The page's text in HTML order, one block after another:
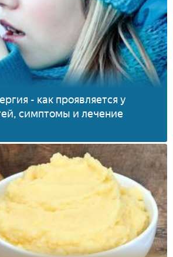
- как проявляется у
симптомы и лечение